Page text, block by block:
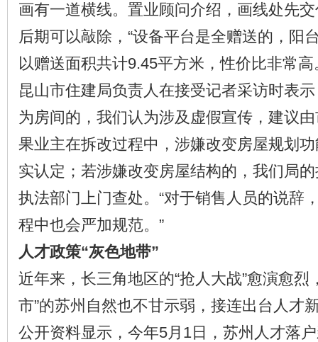
画有一道横线。置业顾问介绍，画线处先
后期可以敲除，“设备平台是全赠送的，阳
以赠送面积共计9.45平方米，性价比非常高
昆山市住建局负责人在接受记者采访时表
为房间的，我们认为涉及虚假宣传，建议
果业主在拆改过程中，涉嫌改变房屋规划
实认定；若涉嫌改变房屋结构的，我们局
执法部门上门查处。“对于销售人员的说辞
程中也会严加规范。”
人才政策“灰色地带”
近年来，长三角地区的“抢人大战”愈演愈烈
市”的苏州自然也不甘示弱，接连出台人才
公开资料显示，今年5月1日，苏州人才落